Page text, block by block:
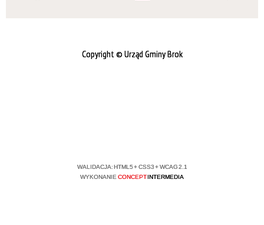
Copyright© Urząd Gminy Brok
WALIDACJA:HTML5+CSS3+WCAG 2.1
WYKONANIECONCEPTINTERMEDIA